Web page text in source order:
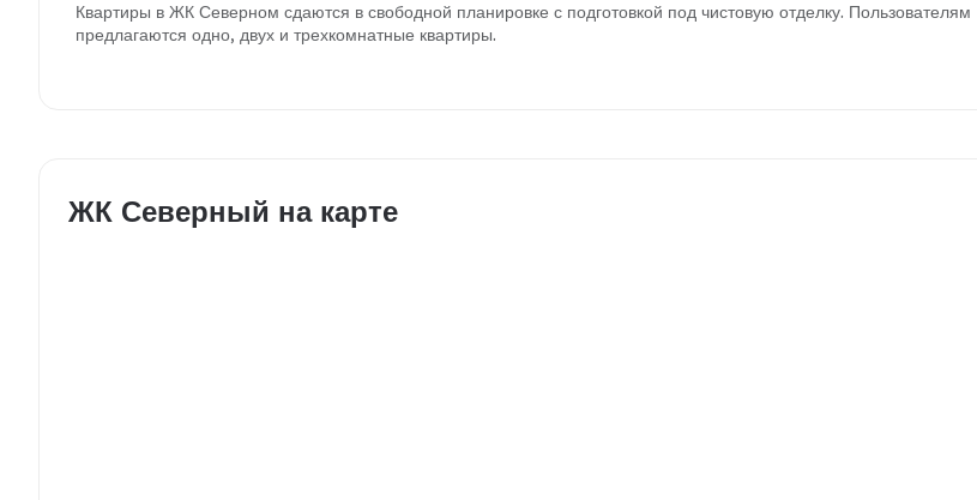
Квартиры в ЖК Северном сдаются в свободной планировке с подготовкой под чистовую отделку. Пользователям
предлагаются одно, двух и трехкомнатные квартиры.
ЖК Северный на карте